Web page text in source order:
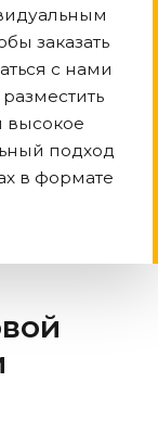
заказать
с нами
высокое
подход
в формате